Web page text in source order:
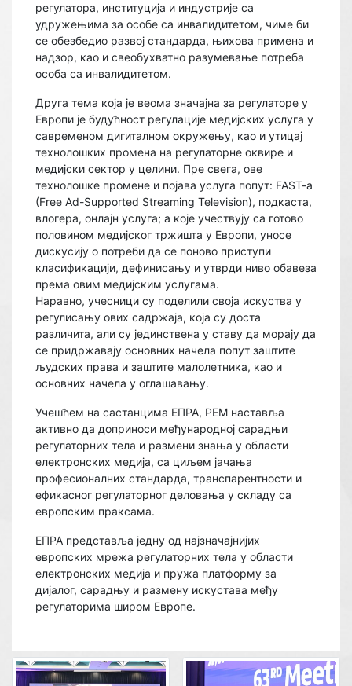
регулатора, институција и индустрије са
удружењима за особе са инвалидитетом, чиме би
се обезбедио развој стандарда, њихова примена и
надзор, као и свеобухватно разумевање потреба
особа са инвалидитетом.
Друга тема која је веома значајна за регулаторе у
Европи је будућност регулације медијских услуга у
савременом дигиталном окружењу, као и утицај
технолошких промена на регулаторне оквире и
медијски сектор у целини. Пре свега, ове
технолошке промене и појава услуга попут: FAST-a
(Free Ad-Supported Streaming Television), подкаста,
влогера, онлајн услуга; а које учествују са готово
половином медијског тржишта у Европи, уносе
дискусију о потреби да се поново приступи
класификацији, дефинисању и утврди ниво обавеза
према овим медијским услугама.
Наравно, учесници су поделили своја искуства у
регулисању ових садржаја, која су доста
различита, али су јединствена у ставу да морају да
се придржавају основних начела попут заштите
људских права и заштите малолетника, као и
основних начела у оглашавању.
Учешћем на састанцима ЕПРА, РЕМ наставља
активно да доприноси међународној сарадњи
регулаторних тела и размени знања у области
електронских медија, са циљем јачања
професионалних стандарда, транспарентности и
ефикасног регулаторног деловања у складу са
европским праксама.
ЕПРА представља једну од најзначајнијих
европских мрежа регулаторних тела у области
електронских медија и пружа платформу за
дијалог, сарадњу и размену искустава међу
регулаторима широм Европе.